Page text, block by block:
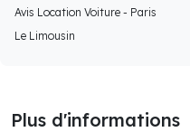
Avis Location Voiture - Paris
Le Limousin
Plus d'informations